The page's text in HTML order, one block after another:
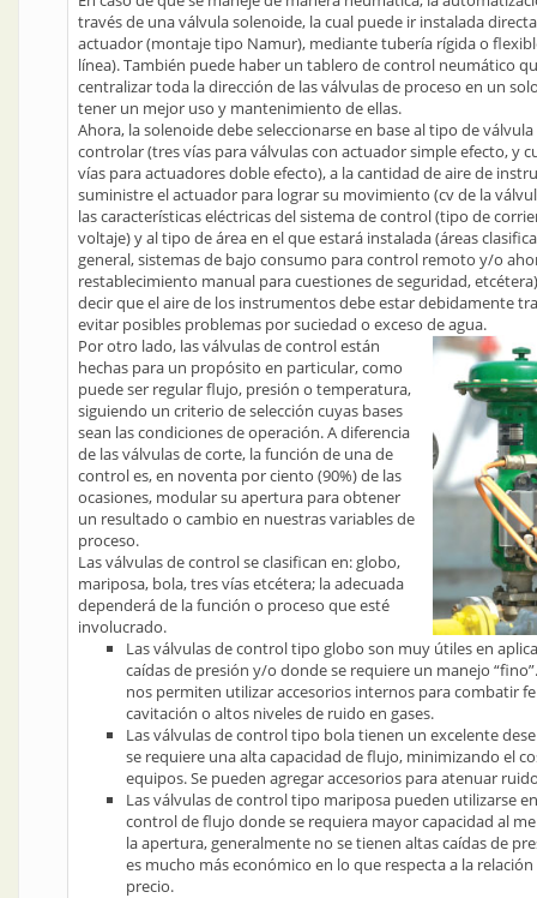
través de una válvula solenoide, la cual puede ir instalada
actuador (montaje tipo Namur), mediante tubería rígida o
línea). También puede haber un tablero de control neumático
centralizar toda la dirección de las válvulas de proceso en un
tener un mejor uso y mantenimiento de ellas.
Ahora, la solenoide debe seleccionarse en base al tipo de
controlar (tres vías para válvulas con actuador simple efecto, y
vías para actuadores doble efecto), a la cantidad de aire de
suministre el actuador para lograr su movimiento (cv de la
las características eléctricas del sistema de control (tipo de
voltaje) y al tipo de área en el que estará instalada (áreas
general, sistemas de bajo consumo para control remoto y/o
restablecimiento manual para cuestiones de seguridad,
decir que el aire de los instrumentos debe estar debidamente
evitar posibles problemas por suciedad o exceso de agua.
Por otro lado, las válvulas de control están
hechas para un propósito en particular, como
puede ser regular flujo, presión o temperatura,
siguiendo un criterio de selección cuyas bases
sean las condiciones de operación. A diferencia
de las válvulas de corte, la función de una de
control es, en noventa por ciento (90%) de las
ocasiones, modular su apertura para obtener
un resultado o cambio en nuestras variables de
proceso.
Las válvulas de control se clasifican en: globo,
mariposa, bola, tres vías etcétera; la adecuada
dependerá de la función o proceso que esté
involucrado.
Las válvulas de control tipo globo son muy útiles en
caídas de presión y/o donde se requiere un manejo
nos permiten utilizar accesorios internos para combatir
cavitación o altos niveles de ruido en gases.
Las válvulas de control tipo bola tienen un excelente
se requiere una alta capacidad de flujo, minimizando el
equipos. Se pueden agregar accesorios para atenuar
Las válvulas de control tipo mariposa pueden utilizarse
control de flujo donde se requiera mayor capacidad al
la apertura, generalmente no se tienen altas caídas de
es mucho más económico en lo que respecta a la
precio.